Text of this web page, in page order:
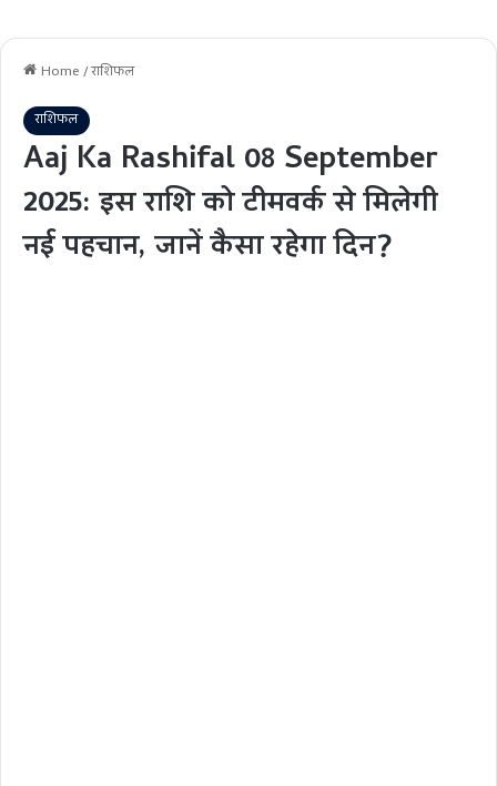
Home/राशिफल
राशिफल
Aaj Ka Rashifal 08 September
2025: इस राशि को टीमवर्क से मिलेगी
नई पहचान, जानें कैसा रहेगा दिन?